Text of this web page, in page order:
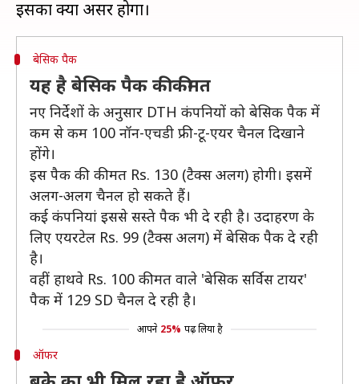
बेसिक पैक
यह है बेसिक पैक की कीमत
नए निर्देशों के अनुसार DTH कंपनियों को बेसिक पैक में
कम से कम 100 नॉन-एचडी फ्री-टू-एयर चैनल दिखाने
होंगे।
इस पैक की कीमत Rs. 130 (टैक्स अलग) होगी। इसमें
अलग-अलग चैनल हो सकते हैं।
कई कंपनियां इससे सस्ते पैक भी दे रही है। उदाहरण के
लिए एयरटेल Rs. 99 (टैक्स अलग) में बेसिक पैक दे रही
है।
वहीं हाथवे Rs. 100 कीमत वाले 'बेसिक सर्विस टायर'
पैक में 129 SD चैनल दे रही है।
आपने 25% पढ़ लिया है
ऑफर